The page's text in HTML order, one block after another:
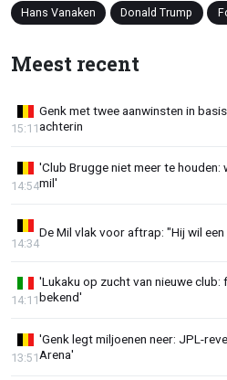
Hans Vanaken Donald Trump
Meest recent
Genk met twee aanwinsten in
achterin
15:11
'Club Brugge niet meer te houden:
mil'
14:54
De Mil vlak voor aftrap: "Hij wil
14:34
'Lukaku op zucht van nieuwe club:
bekend'
14:11
'Genk legt miljoenen neer: JPL-
Arena'
13:51